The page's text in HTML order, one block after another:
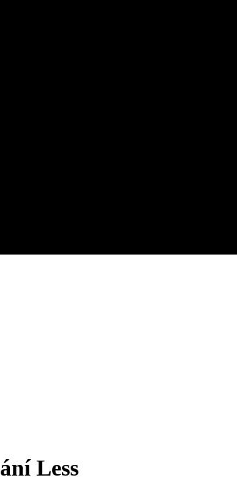
Less